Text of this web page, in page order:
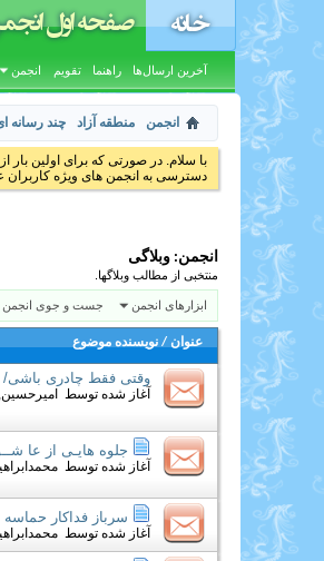
خانه صفحه اول
آخرین ارسال‌ها راهنما تقویم انجمن
انجمن منطقه آزاد چند رسانه
با سلام. در صورتی که برای اولین بار
دسترسی به انجمن های ویژه
انجمن: وبلاگی
منتخبی از مطالب وبلاگها.
ابزارهای انجمن جست و جوی انجمن
عنوان / نویسنده موضوع
وقتی فقط چادری باشی/
آغاز شده توسط امیرحسین, 06-15-2015 11:59 AM
جلوه هايـی از عا
آغاز شده توسط
سرباز فداكار
آغاز شده توسط